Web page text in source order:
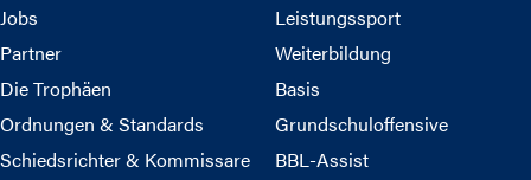
Jobs
Partner
Die Trophäen
Ordnungen & Standards
Schiedsrichter & Kommissare
Leistungssport
Weiterbildung
Basis
Grundschuloffensive
BBL-Assist